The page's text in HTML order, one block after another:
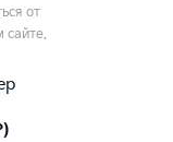
от
сайте.